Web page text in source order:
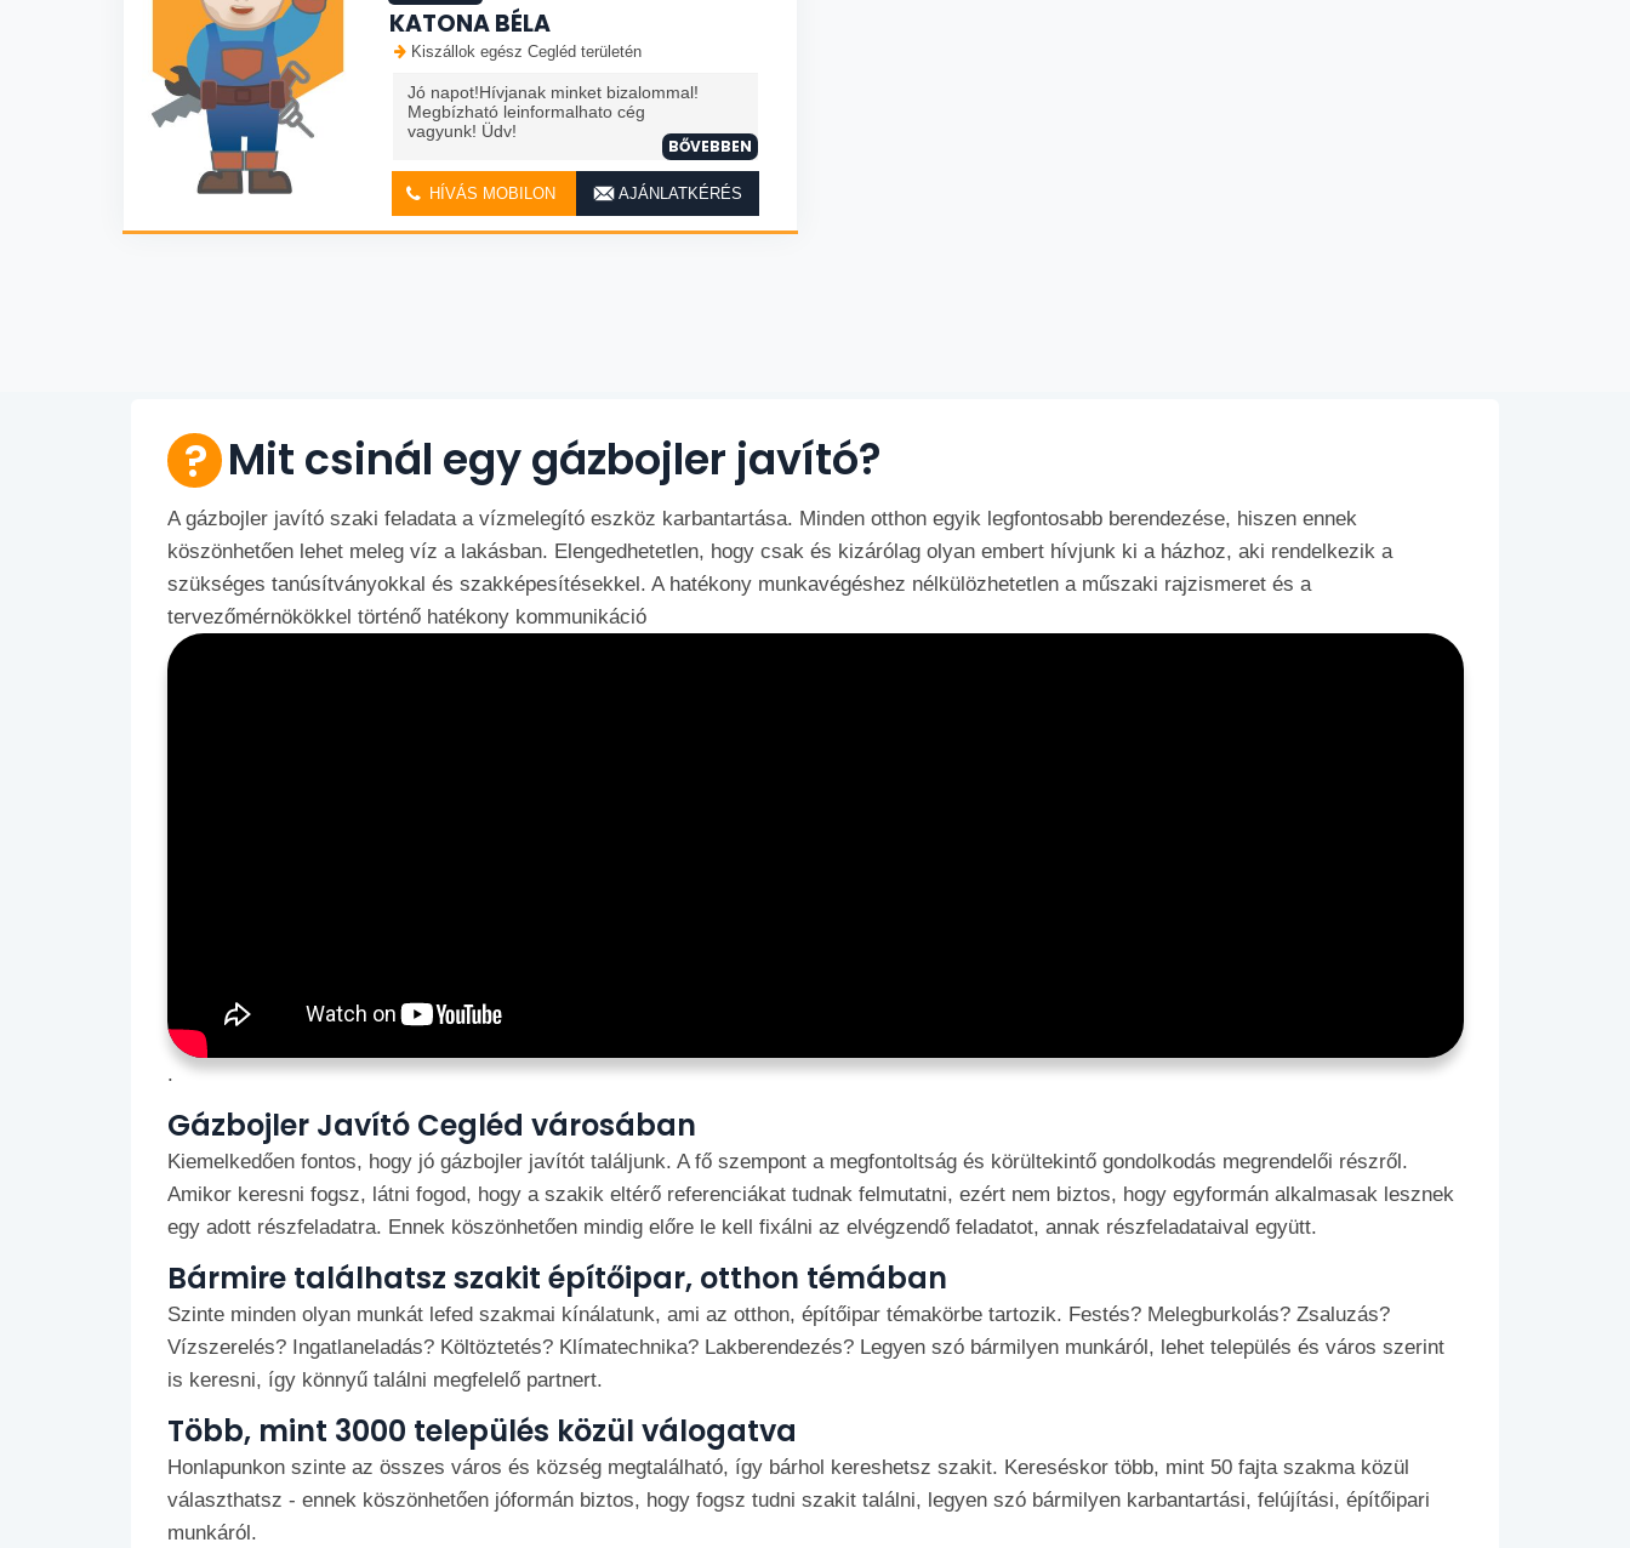
KATONA BÉLA
Kiszállok egész Cegléd területén
Jó napot!Hívjanak minket bizalommal!
Megbízható leinformalhato cég
vagyunk! Üdv!
BŐVEBBEN
HÍVÁS MOBILON AJÁNLATKÉRÉS
Mit csinál egy gázbojler javító?
A gázbojler javító szaki feladata a vízmelegító eszköz karbantartása. Minden otthon egyik legfontosabb berendezése, hiszen ennek
köszönhetően lehet meleg víz a lakásban. Elengedhetetlen, hogy csak és kizárólag olyan embert hívjunk ki a házhoz, aki rendelkezik a
szükséges tanúsítványokkal és szakképesítésekkel. A hatékony munkavégéshez nélkülözhetetlen a műszaki rajzismeret és a
tervezőmérnökökkel történő hatékony kommunikáció
.
Gázbojler Javító Cegléd városában
Kiemelkedően fontos, hogy jó gázbojler javítót találjunk. A fő szempont a megfontoltság és körültekintő gondolkodás megrendelői részről.
Amikor keresni fogsz, látni fogod, hogy a szakik eltérő referenciákat tudnak felmutatni, ezért nem biztos, hogy egyformán alkalmasak lesznek
egy adott részfeladatra. Ennek köszönhetően mindig előre le kell fixálni az elvégzendő feladatot, annak részfeladataival együtt.
Bármire találhatsz szakit építőipar, otthon témában
Szinte minden olyan munkát lefed szakmai kínálatunk, ami az otthon, építőipar témakörbe tartozik. Festés? Melegburkolás? Zsaluzás?
Vízszerelés? Ingatlaneladás? Költöztetés? Klímatechnika? Lakberendezés? Legyen szó bármilyen munkáról, lehet település és város szerint
is keresni, így könnyű találni megfelelő partnert.
Több, mint 3000 település közül válogatva
Honlapunkon szinte az összes város és község megtalálható, így bárhol kereshetsz szakit. Kereséskor több, mint 50 fajta szakma közül
választhatsz - ennek köszönhetően jóformán biztos, hogy fogsz tudni szakit találni, legyen szó bármilyen karbantartási, felújítási, építőipari
munkáról.